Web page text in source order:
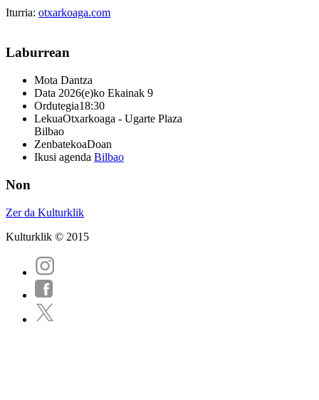
Iturria: otxarkoaga.com
Laburrean
Mota Dantza
Data 2026(e)ko Ekainak 9
Ordutegia18:30
LekuaOtxarkoaga - Ugarte Plaza
Bilbao
ZenbatekoaDoan
Ikusi agenda Bilbao
Non
Zer da Kulturklik
Kulturklik © 2015